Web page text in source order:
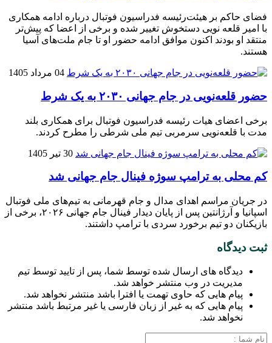
فضای حاکم بر هیئت‌رئیسه فدراسیون فوتبال درباره ادامه همکاری
با امیر قلعه‌ نویی دستخوش تغییر شده و برخی از اعضا که پیش‌تر
منتقد او بودند اکنون موافق ادامه حضور او تا جام ملت‌های آسیا
هستند.
04 مرداد 1405
حضور قلعه‌نویی در جام جهانی ۲۰۳۰ به یک شرط
برخی اعضای هیات رئیسه فدراسیون فوتبال برای همکاری بلند
مدت با قلعه‌نویی سرمربی تیم ملی شرطی را مطرح کردند.
30 تیر 1405
کم محلی به ترامپ سوژه فینال جام جهانی شد
در جریان مراسم اهدای مدال و جام قهرمانی به تیم‌های ملی فوتبال
اسپانیا و آرژانتین پس از پایان دیدار فینال جام جهانی ۲۰۲۶، برخی از
بازیکنان دو تیم برخورد سردی با ترامپ داشتند.
ثبت دیدگاه
دیدگاه های ارسال شده توسط شما، پس از تایید توسط تیم
مدیریت در وب منتشر خواهد شد.
پیام هایی که حاوی تهمت یا افترا باشد منتشر نخواهد شد.
پیام هایی که به غیر از زبان فارسی یا غیر مرتبط باشد منتشر
نخواهد شد.